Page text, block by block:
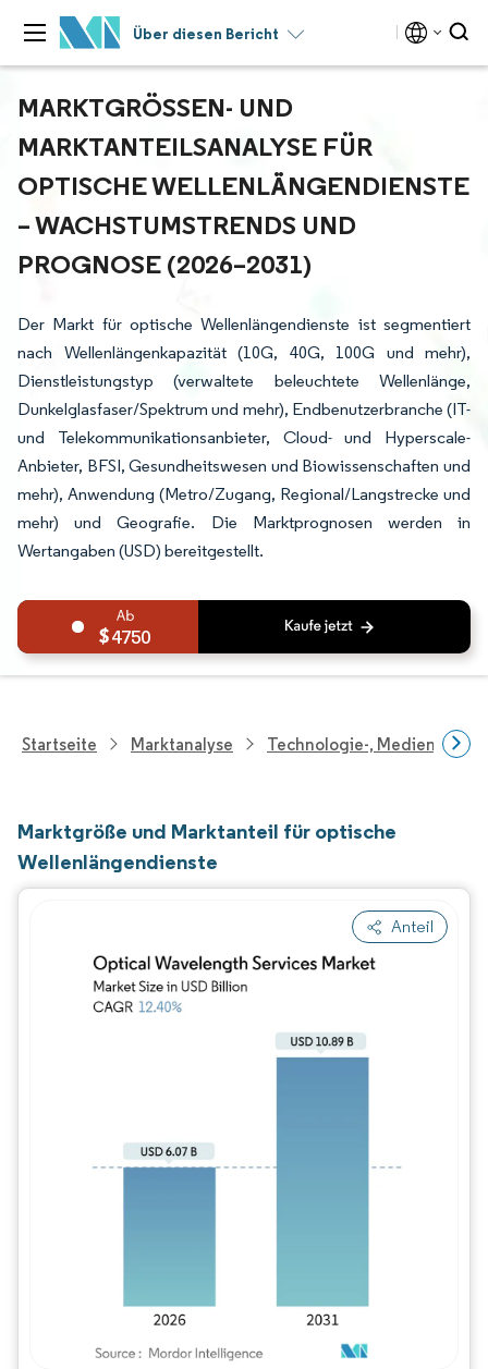
Über diesen Bericht
MARKTGRÖSSEN- UND M
ARKTANTEILSANALYSE FÜR O
PTISCHE WELLENLÄNGENDIENSTE –
WACHSTUMSTRENDS UND P
ROGNOSE (2026–2031)
Der Markt für optische Wellenlängendienste ist segmentiert
nach Wellenlängenkapazität (10G, 40G, 100G und mehr),
Dienstleistungstyp (verwaltete beleuchtete Wellenlänge,
Dunkelglasfaser/Spektrum und mehr), Endbenutzerbranche (IT-
und Telekommunikationsanbieter, Cloud- und Hyperscale-
Anbieter, BFSI, Gesundheitswesen und Biowissenschaften und
mehr), Anwendung (Metro/Zugang, Regional/Langstrecke und
mehr) und Geografie. Die Marktprognosen werden in
Wertangaben (USD) bereitgestellt.
4750
Startseite Marktanalyse Technologie-, Medien- Und
Marktgröße und Marktanteil für optische
Wellenlängendienste
Anteil
Bild © Mordor Intelligence.